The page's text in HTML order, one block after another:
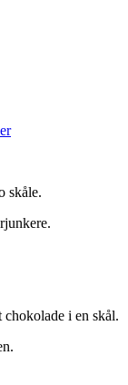
skåle.
i en skål.